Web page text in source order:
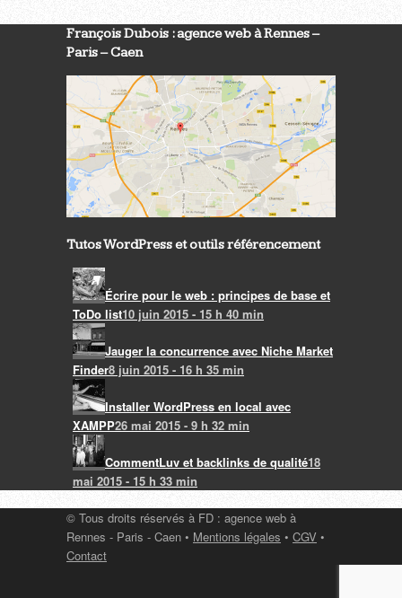
François Dubois : agence web à Rennes –
Paris – Caen
Tutos WordPress et outils référencement
Écrire pour le web : principes de base et
ToDo list10 juin 2015 - 15 h 40 min
Jauger la concurrence avec Niche Market
Finder8 juin 2015 - 16 h 35 min
Installer WordPress en local avec
XAMPP26 mai 2015 - 9 h 32 min
CommentLuv et backlinks de qualité18
mai 2015 - 15 h 33 min
© Tous droits réservés à FD : agence web à
Rennes - Paris - Caen • Mentions légales • CGV •
Contact